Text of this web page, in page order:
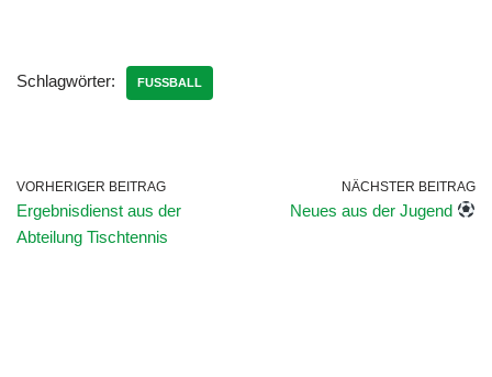
Schlagwörter: FUSSBALL
VORHERIGER BEITRAG
Ergebnisdienst aus der
Abteilung Tischtennis
NÄCHSTER BEITRAG
Neues aus der Jugend